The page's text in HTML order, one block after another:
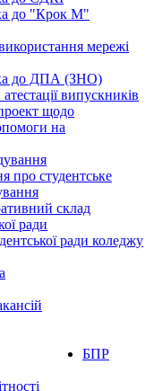
до "Крок М"
мережі
до ДПА (ЗНО)
випускників
щодо
на
про студентське
склад
ради
ради коледжу
БПР